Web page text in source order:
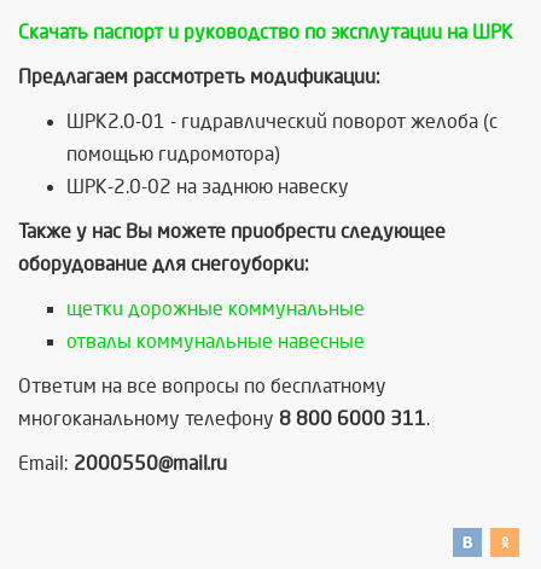
Скачать паспорт и руководство по эксплутации на ШРК
Предлагаем рассмотреть модификации:
ШРК2.0-01 - гидравлический поворот желоба (с
помощью гидромотора)
ШРК-2.0-02 на заднюю навеску
Также у нас Вы можете приобрести следующее
оборудование для снегоуборки:
щетки дорожные коммунальные
отвалы коммунальные навесные
Ответим на все вопросы по бесплатному
многоканальному телефону 8 800 6000 311.
Email: 2000550@mail.ru